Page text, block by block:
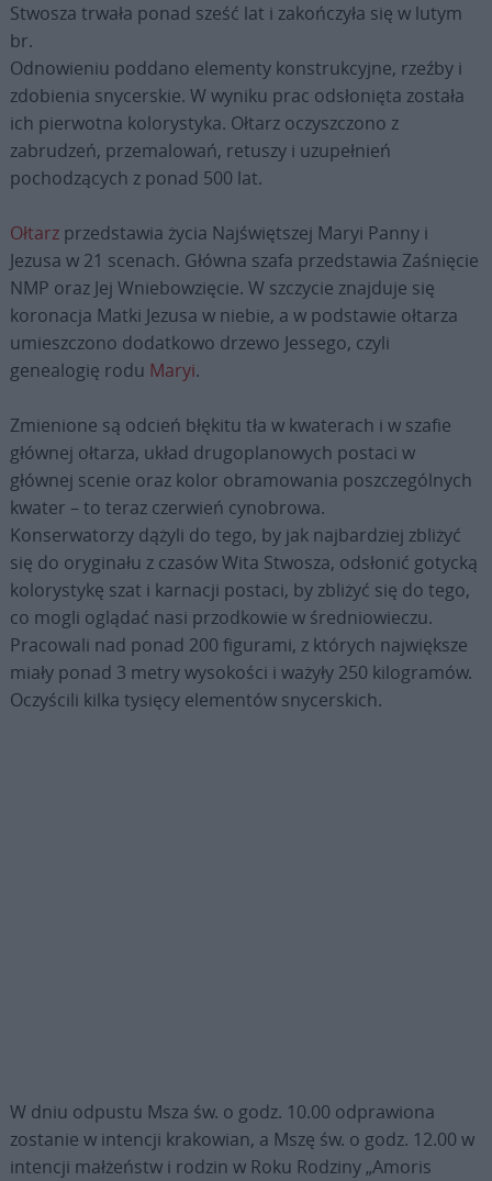
Stwosza trwała ponad sześć lat i zakończyła się w lutym
br.
Odnowieniu poddano elementy konstrukcyjne, rzeźby i
zdobienia snycerskie. W wyniku prac odsłonięta została
ich pierwotna kolorystyka. Ołtarz oczyszczono z
zabrudzeń, przemalowań, retuszy i uzupełnień
pochodzących z ponad 500 lat.
Ołtarzprzedstawia życia Najświętszej Maryi Panny i
Jezusa w 21 scenach. Główna szafa przedstawia Zaśnięcie
NMP oraz Jej Wniebowzięcie. W szczycie znajduje się
koronacja Matki Jezusa w niebie, a w podstawie ołtarza
umieszczono dodatkowo drzewo Jessego, czyli
genealogię rodu Maryi.
Zmienione są odcień błękitu tła w kwaterach i w szafie
głównej ołtarza, układ drugoplanowych postaci w
głównej scenie oraz kolor obramowania poszczególnych
kwater – to teraz czerwień cynobrowa.
Konserwatorzy dążyli do tego, by jak najbardziej zbliżyć
się do oryginału z czasów Wita Stwosza, odsłonić gotycką
kolorystykę szat i karnacji postaci, by zbliżyć się do tego,
co mogli oglądać nasi przodkowie w średniowieczu.
Pracowali nad ponad 200 figurami, z których największe
miały ponad 3 metry wysokości i ważyły 250 kilogramów.
Oczyścili kilka tysięcy elementów snycerskich.
W dniu odpustu Msza św. o godz. 10.00 odprawiona
zostanie w intencji krakowian, a Mszę św. o godz. 12.00 w
intencji małżeństw i rodzin w Roku Rodziny „Amoris